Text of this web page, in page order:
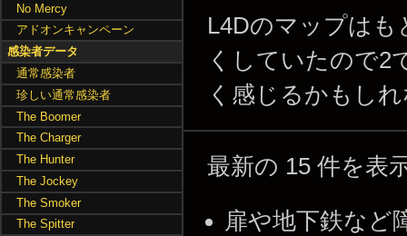
L4Dのマップはも
くしていたので2
く感じるかもし
最新の 15 件を表
扉や地下鉄など
No Mercy
アドオンキャンペーン
感染者データ
通常感染者
珍しい通常感染者
The Boomer
The Charger
The Hunter
The Jockey
The Smoker
The Spitter